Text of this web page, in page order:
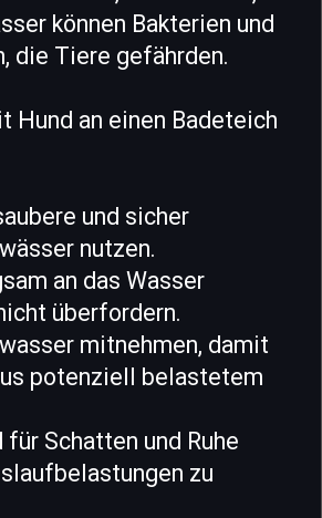
können Bakterien und
die Tiere gefährden.
Hund an einen Badeteich
und sicher
nutzen.
an das Wasser
überfordern.
mitnehmen, damit
potenziell belastetem
für Schatten und Ruhe
zu